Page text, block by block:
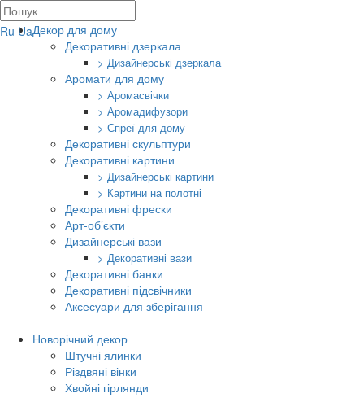
Ru UaДекор для дому
Декоративні дзеркала
> Дизайнерські дзеркала
Аромати для дому
> Аромасвічки
> Аромадифузори
> Спреї для дому
Декоративні скульптури
Декоративні картини
> Дизайнерські картини
> Картини на полотні
Декоративні фрески
Арт-об’єкти
Дизайнерські вази
> Декоративні вази
Декоративні банки
Декоративні підсвічники
Аксесуари для зберігання
Новорічний декор
Штучні ялинки
Різдвяні вінки
Хвойні гірлянди